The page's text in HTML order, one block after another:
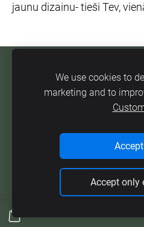
jaunu dizainu- tieši Tev,
PIEGĀDE
PRIVĀTUMA
Ar mīlestību
We use cookies to
marketing and to
Accept only